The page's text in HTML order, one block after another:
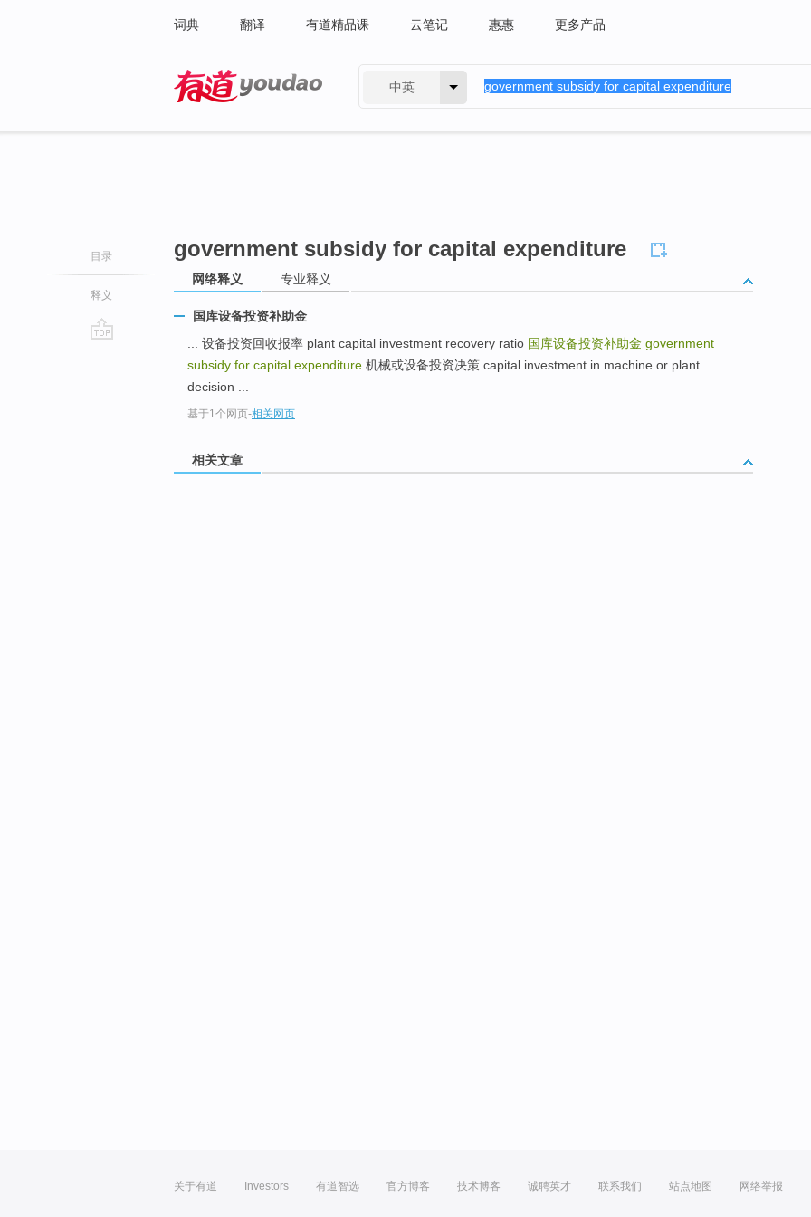
词典 翻译 有道精品课 云笔记 惠惠 更多产品
中英
目录
释义
government subsidy for capital expenditure
网络释义 专业释义
国库设备投资补助金
... 设备投资回收报率 plant capital investment recovery ratio 国库设备投资补助金 government
subsidy for capital expenditure 机械或设备投资决策 capital investment in machine or plant
decision ...
基于1个网页-相关网页
相关文章
关于有道 Investors 有道智选 官方博客 技术博客 诚聘英才 联系我们 站点地图 网络举报